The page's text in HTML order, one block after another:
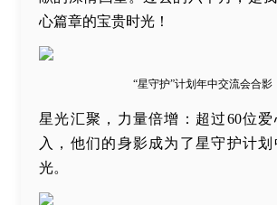
心篇章的宝贵时光！
“星守护”计划年中交流会合影
星光汇聚，力量倍增：超过60位
入，他们的身影成为了星守护计划
光。